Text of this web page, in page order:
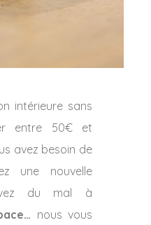
intérieure sans
entre 50€ et
avez besoin de
une nouvelle
du mal à
nous vous